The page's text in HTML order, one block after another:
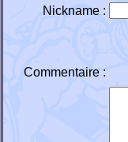
Nickname :
Commentaire :